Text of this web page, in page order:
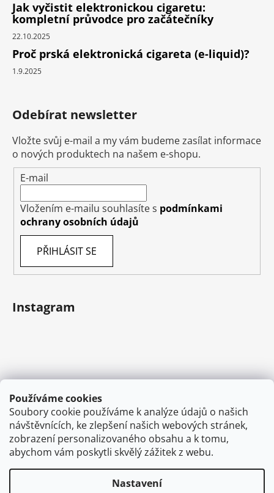
Používáme cookies
Soubory cookie používáme k analýze údajů o našich
návštěvnících, ke zlepšení našich webových stránek,
zobrazení personalizovaného obsahu a k tomu,
abychom vám poskytli skvělý zážitek z webu.
Nastavení
Jak vyčistit elektronickou cigaretu:
kompletní průvodce pro začátečníky
22.10.2025
Proč prská elektronická cigareta (e-liquid)?
1.9.2025
Odebírat newsletter
Vložte svůj e-mail a my vám budeme zasílat informace
o nových produktech na našem e-shopu.
E-mail
Vložením e-mailu souhlasíte s podmínkami
ochrany osobních údajů
PŘIHLÁSIT SE
Instagram
Sledovat na Instagramu